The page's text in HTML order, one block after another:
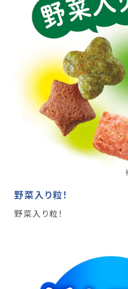
野菜入り粒！
野菜入り粒！